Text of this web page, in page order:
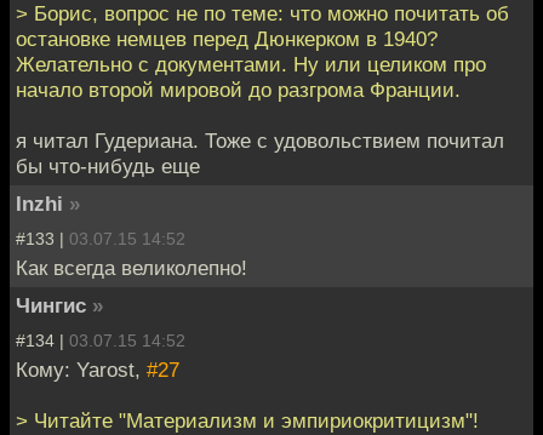
> Борис, вопрос не по теме: что можно почитать об
остановке немцев перед Дюнкерком в 1940?
Желательно с документами. Ну или целиком про
начало второй мировой до разгрома Франции.
я читал Гудериана. Тоже с удовольствием почитал
бы что-нибудь еще
Inzhi »
#133 | 03.07.15 14:52
Как всегда великолепно!
Чингиc »
#134 | 03.07.15 14:52
Кому: Yarost, #27
> Читайте "Материализм и эмпириокритицизм"!